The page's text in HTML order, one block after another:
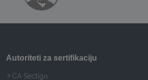
Autoriteti za sertifikaciju
CA Sectigo